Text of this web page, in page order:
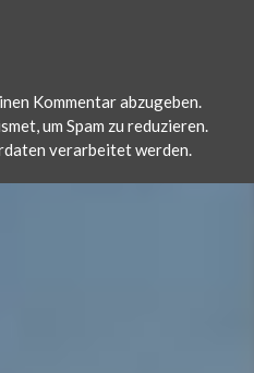
Kommentar abzugeben.
um Spam zu reduzieren.
verarbeitet werden.